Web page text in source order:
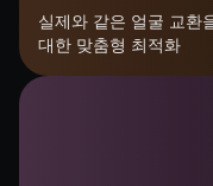
실제와 같은 얼굴 교환
대한 맞춤형 최적화